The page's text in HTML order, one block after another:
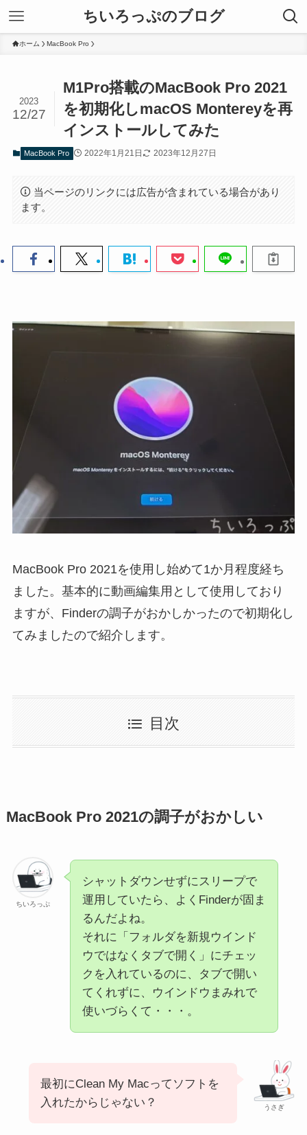
ちいろっぷのブログ
ホーム MacBook Pro
M1Pro搭載のMacBook Pro 2021
を初期化しmacOS Montereyを再
インストールしてみた
2023
12/27
MacBook Pro 2022年1月21日 2023年12月27日
当ページのリンクには広告が含まれている場合があり
ます。
MacBook Pro 2021を使用し始めて1か月程度経ち
ました。基本的に動画編集用として使用しており
ますが、Finderの調子がおかしかったので初期化し
てみましたので紹介します。
目次
MacBook Pro 2021の調子がおかしい
ちいろっぷ
シャットダウンせずにスリープで
運用していたら、よくFinderが固ま
るんだよね。
それに「フォルダを新規ウインド
ウではなくタブで開く」にチェッ
クを入れているのに、タブで開い
てくれずに、ウインドウまみれで
使いづらくて・・・。
うさぎ
最初にClean My Macってソフトを
入れたからじゃない？